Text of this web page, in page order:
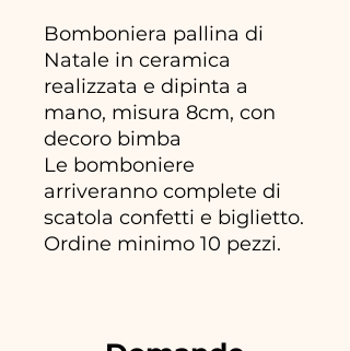
Bomboniera pallina di
Natale in ceramica
realizzata e dipinta a
mano, misura 8cm, con
decoro bimba
Le bomboniere
arriveranno complete di
scatola confetti e biglietto.
Ordine minimo 10 pezzi.